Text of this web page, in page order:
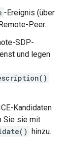
-Ereignis (über
Peer.
SDP-
und legen
Kandidaten
Sie sie mit
hinzu.